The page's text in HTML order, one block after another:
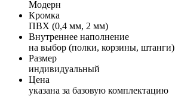
Модерн
Кромка
ПВХ (0,4 мм, 2 мм)
Внутреннее наполнение
на выбор (полки, корзины, штанги)
Размер
индивидуальный
Цена
указана за базовую комплектацию